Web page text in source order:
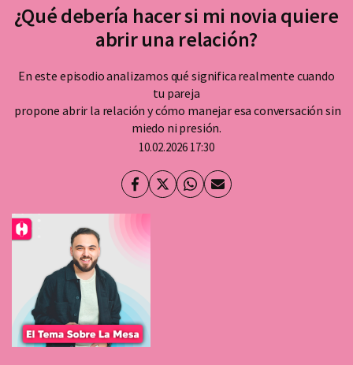
¿Qué debería hacer si mi novia quiere
abrir una relación?
En este episodio analizamos qué significa realmente cuando
tu pareja
propone abrir la relación y cómo manejar esa conversación sin
miedo ni presión.
10.02.2026 17:30
Facebook
TwitterWhatsapp
Enviar